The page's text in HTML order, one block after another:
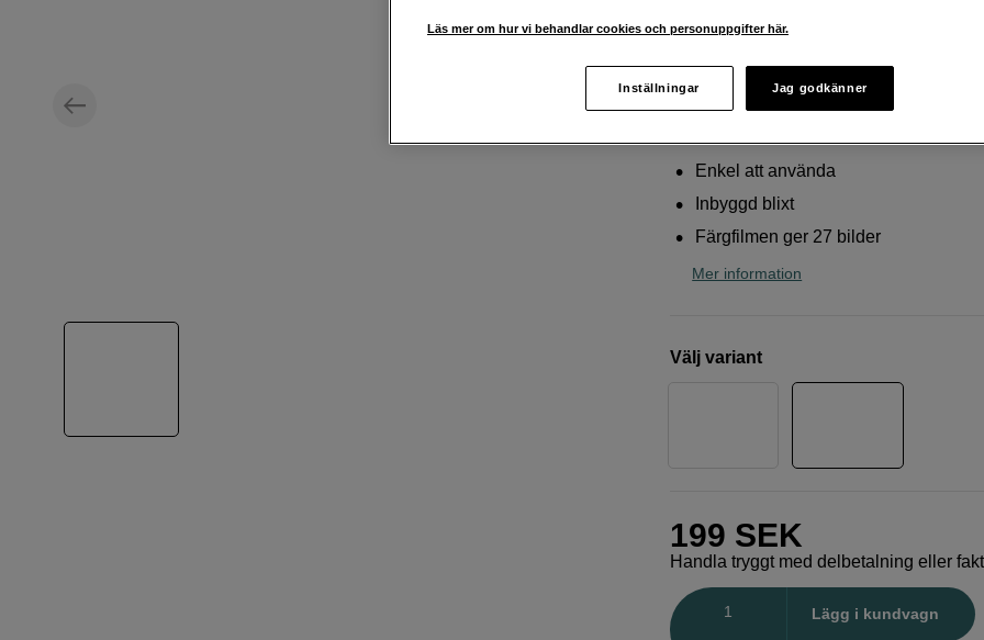
Butikslager
Enkel att använda
Inbyggd blixt
Färgfilmen ger 27 bilder
Mer information
Välj variant
199 SEK
Handla tryggt med delbetalning eller
Lägg i kundvagn
Läs mer om hur vi behandlar cookies och personuppgifter här.
Inställningar Jag godkänner